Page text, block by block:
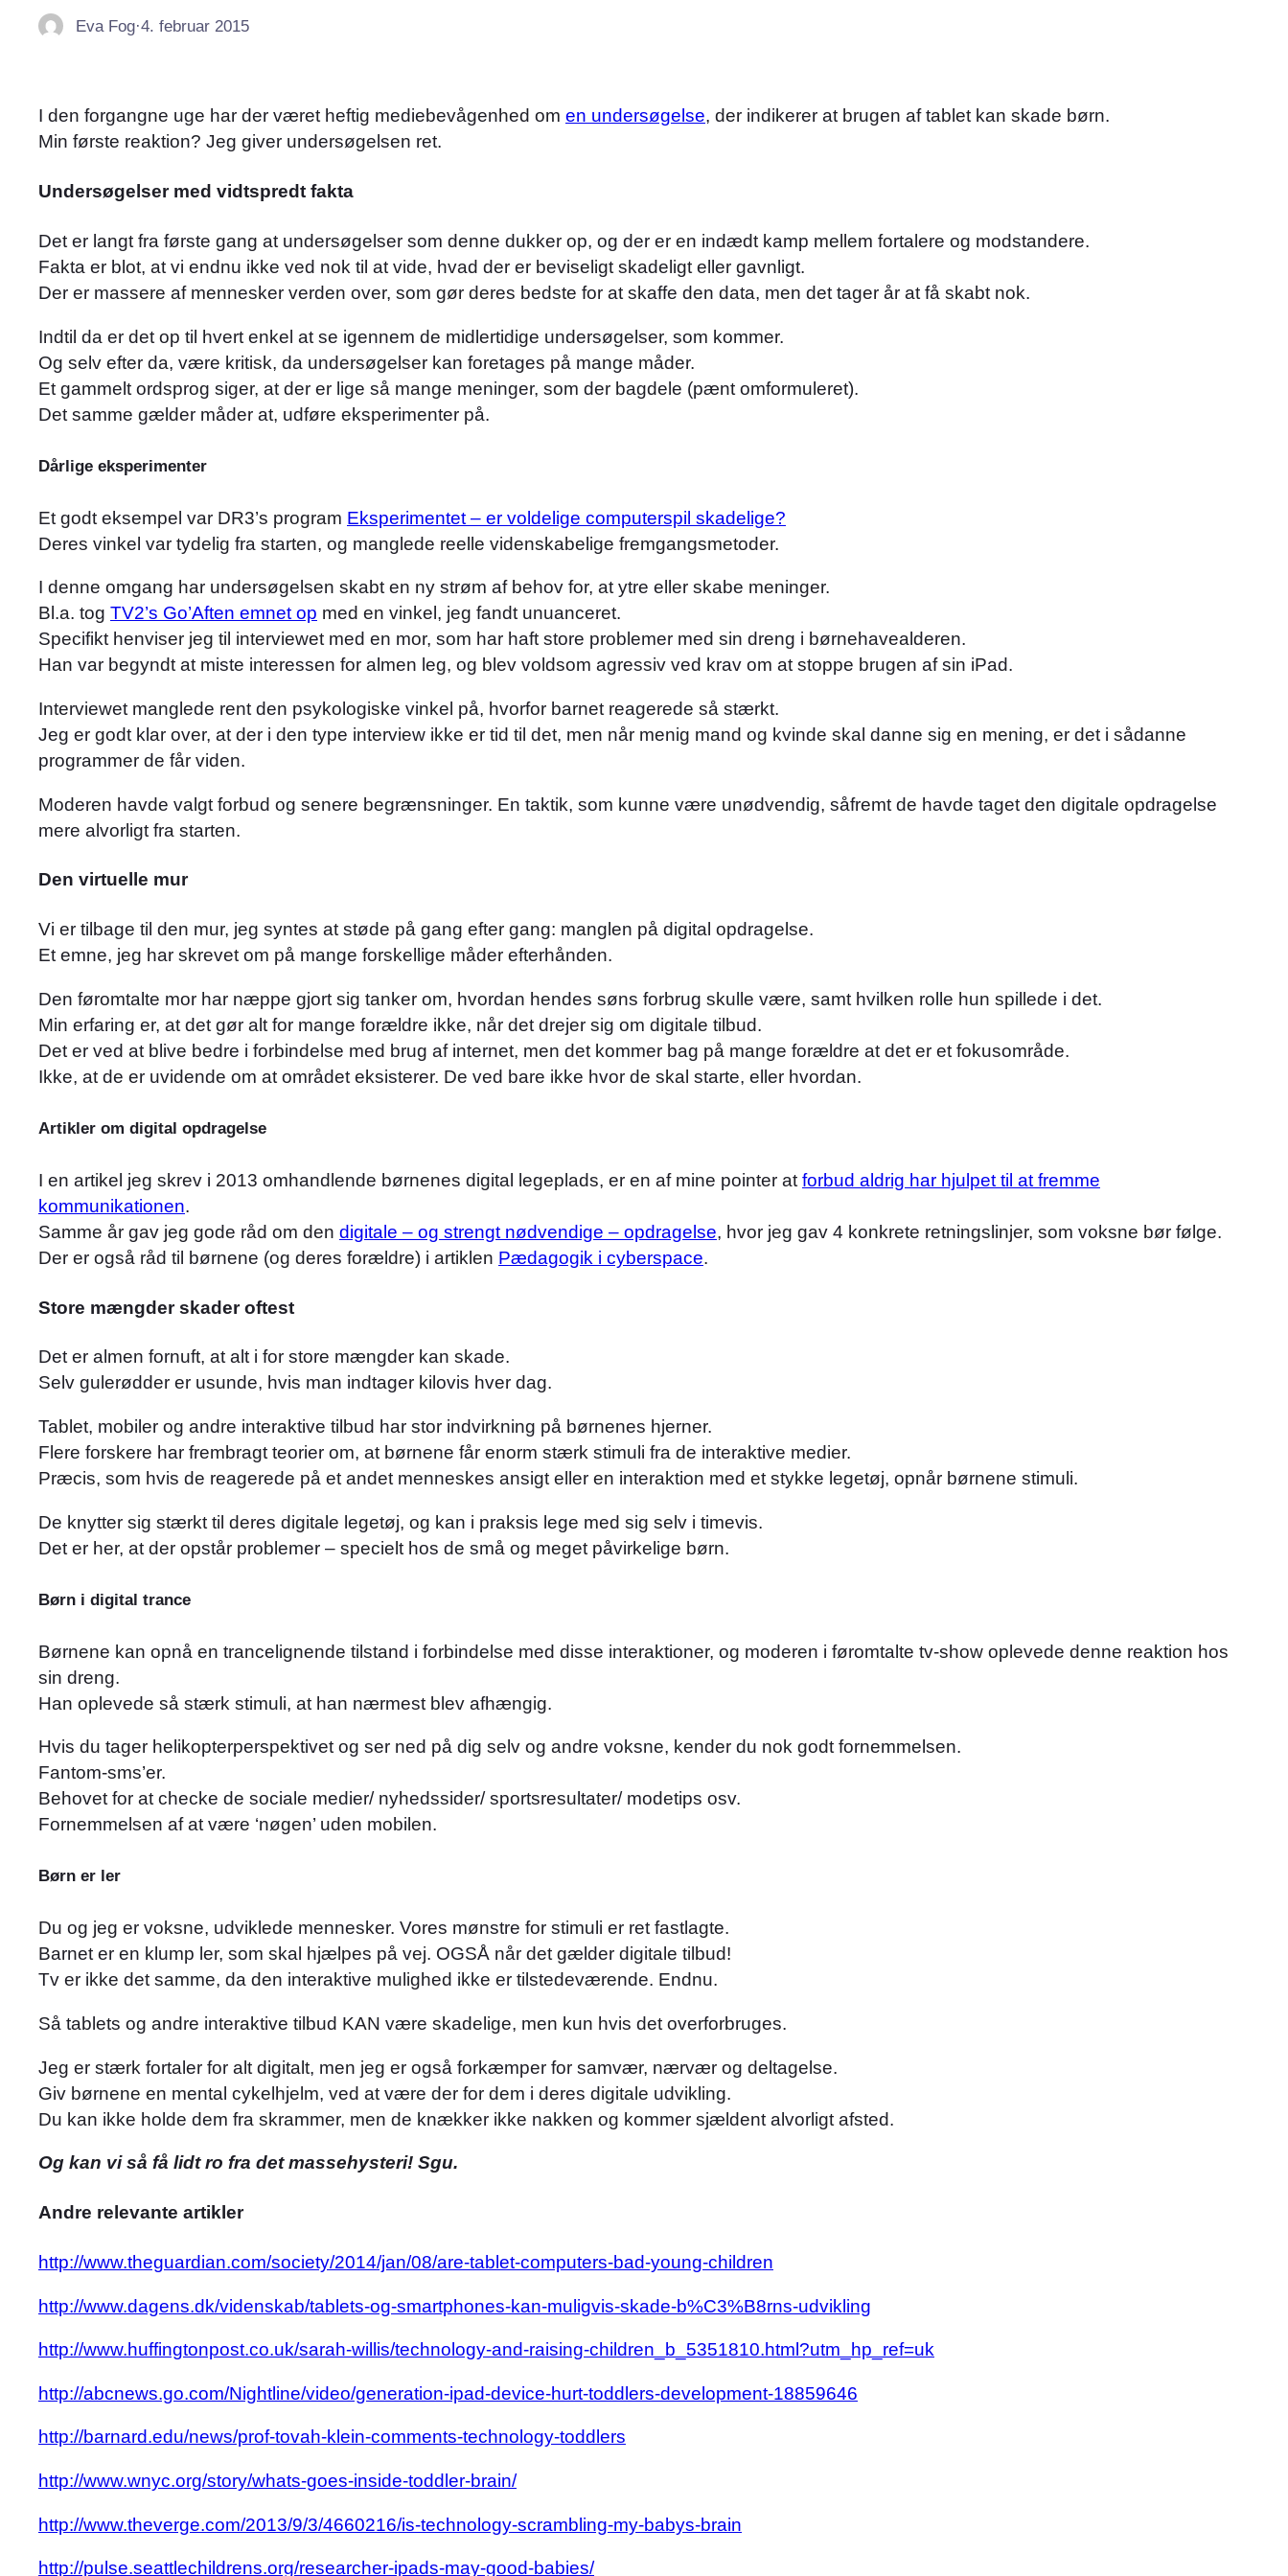
Eva Fog·4. februar 2015
I den forgangne uge har der været heftig mediebevågenhed om en undersøgelse, der indikerer at brugen af tablet kan skade børn.
Min første reaktion? Jeg giver undersøgelsen ret.
Undersøgelser med vidtspredt fakta
Det er langt fra første gang at undersøgelser som denne dukker op, og der er en indædt kamp mellem fortalere og modstandere.
Fakta er blot, at vi endnu ikke ved nok til at vide, hvad der er beviseligt skadeligt eller gavnligt.
Der er massere af mennesker verden over, som gør deres bedste for at skaffe den data, men det tager år at få skabt nok.
Indtil da er det op til hvert enkel at se igennem de midlertidige undersøgelser, som kommer.
Og selv efter da, være kritisk, da undersøgelser kan foretages på mange måder.
Et gammelt ordsprog siger, at der er lige så mange meninger, som der bagdele (pænt omformuleret).
Det samme gælder måder at, udføre eksperimenter på.
Dårlige eksperimenter
Et godt eksempel var DR3’s program Eksperimentet – er voldelige computerspil skadelige?
Deres vinkel var tydelig fra starten, og manglede reelle videnskabelige fremgangsmetoder.
I denne omgang har undersøgelsen skabt en ny strøm af behov for, at ytre eller skabe meninger.
Bl.a. tog TV2’s Go’Aften emnet op med en vinkel, jeg fandt unuanceret.
Specifikt henviser jeg til interviewet med en mor, som har haft store problemer med sin dreng i børnehavealderen.
Han var begyndt at miste interessen for almen leg, og blev voldsom agressiv ved krav om at stoppe brugen af sin iPad.
Interviewet manglede rent den psykologiske vinkel på, hvorfor barnet reagerede så stærkt.
Jeg er godt klar over, at der i den type interview ikke er tid til det, men når menig mand og kvinde skal danne sig en mening, er det i sådanne
programmer de får viden.
Moderen havde valgt forbud og senere begrænsninger. En taktik, som kunne være unødvendig, såfremt de havde taget den digitale opdragelse
mere alvorligt fra starten.
Den virtuelle mur
Vi er tilbage til den mur, jeg syntes at støde på gang efter gang: manglen på digital opdragelse.
Et emne, jeg har skrevet om på mange forskellige måder efterhånden.
Den føromtalte mor har næppe gjort sig tanker om, hvordan hendes søns forbrug skulle være, samt hvilken rolle hun spillede i det.
Min erfaring er, at det gør alt for mange forældre ikke, når det drejer sig om digitale tilbud.
Det er ved at blive bedre i forbindelse med brug af internet, men det kommer bag på mange forældre at det er et fokusområde.
Ikke, at de er uvidende om at området eksisterer. De ved bare ikke hvor de skal starte, eller hvordan.
Artikler om digital opdragelse
I en artikel jeg skrev i 2013 omhandlende børnenes digital legeplads, er en af mine pointer at forbud aldrig har hjulpet til at fremme
kommunikationen.
Samme år gav jeg gode råd om den digitale – og strengt nødvendige – opdragelse, hvor jeg gav 4 konkrete retningslinjer, som voksne bør følge.
Der er også råd til børnene (og deres forældre) i artiklen Pædagogik i cyberspace.
Store mængder skader oftest
Det er almen fornuft, at alt i for store mængder kan skade.
Selv gulerødder er usunde, hvis man indtager kilovis hver dag.
Tablet, mobiler og andre interaktive tilbud har stor indvirkning på børnenes hjerner.
Flere forskere har frembragt teorier om, at børnene får enorm stærk stimuli fra de interaktive medier.
Præcis, som hvis de reagerede på et andet menneskes ansigt eller en interaktion med et stykke legetøj, opnår børnene stimuli.
De knytter sig stærkt til deres digitale legetøj, og kan i praksis lege med sig selv i timevis.
Det er her, at der opstår problemer – specielt hos de små og meget påvirkelige børn.
Børn i digital trance
Børnene kan opnå en trancelignende tilstand i forbindelse med disse interaktioner, og moderen i føromtalte tv-show oplevede denne reaktion hos
sin dreng.
Han oplevede så stærk stimuli, at han nærmest blev afhængig.
Hvis du tager helikopterperspektivet og ser ned på dig selv og andre voksne, kender du nok godt fornemmelsen.
Fantom-sms’er.
Behovet for at checke de sociale medier/ nyhedssider/ sportsresultater/ modetips osv.
Fornemmelsen af at være ‘nøgen’ uden mobilen.
Børn er ler
Du og jeg er voksne, udviklede mennesker. Vores mønstre for stimuli er ret fastlagte.
Barnet er en klump ler, som skal hjælpes på vej. OGSÅ når det gælder digitale tilbud!
Tv er ikke det samme, da den interaktive mulighed ikke er tilstedeværende. Endnu.
Så tablets og andre interaktive tilbud KAN være skadelige, men kun hvis det overforbruges.
Jeg er stærk fortaler for alt digitalt, men jeg er også forkæmper for samvær, nærvær og deltagelse.
Giv børnene en mental cykelhjelm, ved at være der for dem i deres digitale udvikling.
Du kan ikke holde dem fra skrammer, men de knækker ikke nakken og kommer sjældent alvorligt afsted.
Og kan vi så få lidt ro fra det massehysteri! Sgu.
Andre relevante artikler
http://www.theguardian.com/society/2014/jan/08/are-tablet-computers-bad-young-children
http://www.dagens.dk/videnskab/tablets-og-smartphones-kan-muligvis-skade-b%C3%B8rns-udvikling
http://www.huffingtonpost.co.uk/sarah-willis/technology-and-raising-children_b_5351810.html?utm_hp_ref=uk
http://abcnews.go.com/Nightline/video/generation-ipad-device-hurt-toddlers-development-18859646
http://barnard.edu/news/prof-tovah-klein-comments-technology-toddlers
http://www.wnyc.org/story/whats-goes-inside-toddler-brain/
http://www.theverge.com/2013/9/3/4660216/is-technology-scrambling-my-babys-brain
http://pulse.seattlechildrens.org/researcher-ipads-may-good-babies/